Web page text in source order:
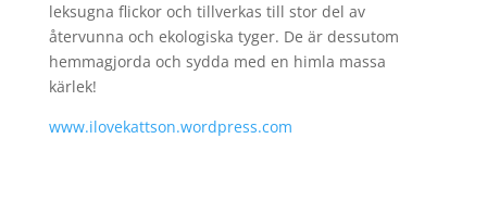
leksugna flickor och tillverkas till stor del av
återvunna och ekologiska tyger. De är dessutom
hemmagjorda och sydda med en himla massa
kärlek!
www.ilovekattson.wordpress.com